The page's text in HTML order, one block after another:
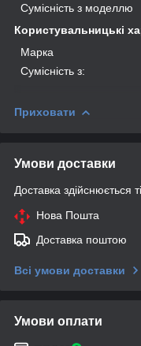
Сумісність з моделлю
Користувальницькі
Марка
Сумісність з:
Приховати
Умови доставки
Доставка здійснюється
Нова Пошта
Доставка поштою
Всі умови доставки
Умови оплати